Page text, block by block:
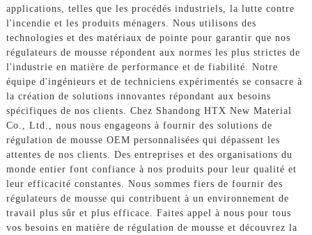
applications, telles que les procédés industriels, la lutte contre
l'incendie et les produits ménagers. Nous utilisons des
technologies et des matériaux de pointe pour garantir que nos
régulateurs de mousse répondent aux normes les plus strictes de
l'industrie en matière de performance et de fiabilité. Notre
équipe d'ingénieurs et de techniciens expérimentés se consacre à
la création de solutions innovantes répondant aux besoins
spécifiques de nos clients. Chez Shandong HTX New Material
Co., Ltd., nous nous engageons à fournir des solutions de
régulation de mousse OEM personnalisées qui dépassent les
attentes de nos clients. Des entreprises et des organisations du
monde entier font confiance à nos produits pour leur qualité et
leur efficacité constantes. Nous sommes fiers de fournir des
régulateurs de mousse qui contribuent à un environnement de
travail plus sûr et plus efficace. Faites appel à nous pour tous
vos besoins en matière de régulation de mousse et découvrez la